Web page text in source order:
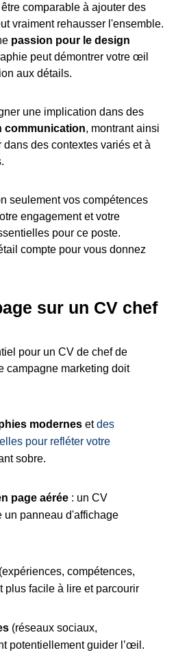
comparable à ajouter des
vraiment rehausser l'ensemble.
passion pour le design
peut démontrer votre œil
aux détails.
une implication dans des
communication, montrant ainsi
des contextes variés et à
seulement vos compétences
engagement et votre
pour ce poste.
compte pour vous donnez
sur un CV chef
pour un CV de chef de
campagne marketing doit
modernesetdes
pour refléter votre
sobre.
page aérée: un CV
un panneau d'affichage
compétences,
plus facile à lire et parcourir
(réseaux sociaux,
potentiellement guider l’œil.